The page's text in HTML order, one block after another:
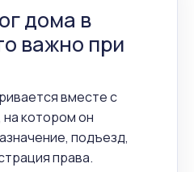
дома в
важно при
вместе с
котором он
подъезд,
права.